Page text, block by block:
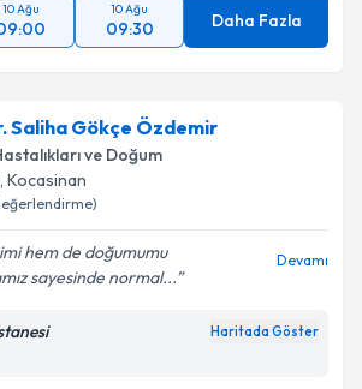
10 Ağu 10 Ağu
09:30 Daha Fazla
Saliha Gökçe Özdemir
ve Doğum
, Kocasinan
hem de doğumumu
sayesinde normal...
Devamı
Haritada Göster